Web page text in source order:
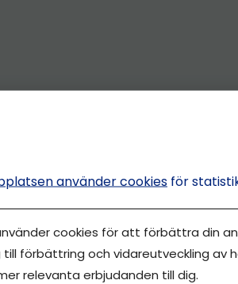
använder cookies för
cookies för att förbättra din
till förbättring och vidareutveckling av
relevanta erbjudanden till dig.